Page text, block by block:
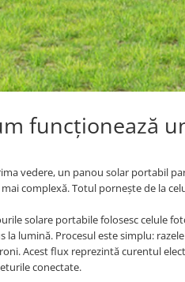
si accesorii
funcționează
vedere, un panou solar portabil
complexă. Totul pornește de la
solare portabile folosesc celule
la lumină. Procesul este simplu:
Acest flux reprezintă curentul
conectate.